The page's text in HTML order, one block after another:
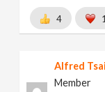
4 1
Alfred
Member